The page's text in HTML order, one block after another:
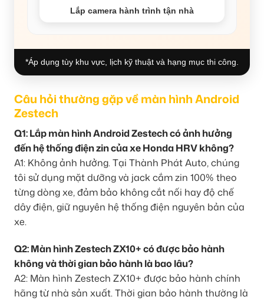
Lắp camera hành trình tận nhà
*Áp dụng tùy khu vực, lịch kỹ thuật và hạng mục thi công.
Câu hỏi thường gặp về màn hình Android
Zestech
Q1: Lắp màn hình Android Zestech có ảnh hưởng
đến hệ thống điện zin của xe Honda HRV không?
A1: Không ảnh hưởng. Tại Thành Phát Auto, chúng
tôi sử dụng mặt dưỡng và jack cắm zin 100% theo
từng dòng xe, đảm bảo không cắt nối hay độ chế
dây điện, giữ nguyên hệ thống điện nguyên bản của
xe.
Q2: Màn hình Zestech ZX10+ có được bảo hành
không và thời gian bảo hành là bao lâu?
A2: Màn hình Zestech ZX10+ được bảo hành chính
hãng từ nhà sản xuất. Thời gian bảo hành thường là